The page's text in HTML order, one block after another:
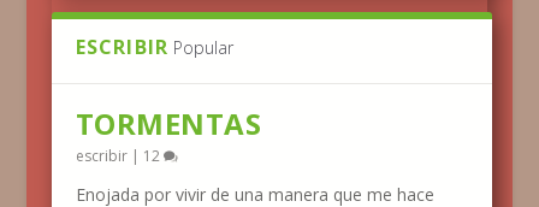
ESCRIBIR Popular
TORMENTAS
escribir| 12
Enojada por vivir de una manera que me hace